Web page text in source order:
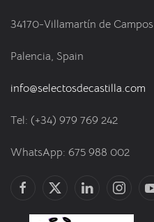
34170-Villamartín de Campos
Palencia, Spain
info@selectosdecastilla.com
Tel: (+34) 979 769 242
WhatsApp: 675 988 002